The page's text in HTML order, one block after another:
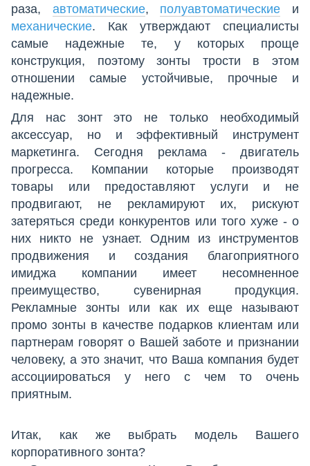
раза, автоматические, полуавтоматические и
механические. Как утверждают специалисты
самые надежные те, у которых проще
конструкция, поэтому зонты трости в этом
отношении самые устойчивые, прочные и
надежные.
Для нас зонт это не только необходимый
аксессуар, но и эффективный инструмент
маркетинга. Сегодня реклама - двигатель
прогресса. Компании которые производят
товары или предоставляют услуги и не
продвигают, не рекламируют их, рискуют
затеряться среди конкурентов или того хуже - о
них никто не узнает. Одним из инструментов
продвижения и создания благоприятного
имиджа компании имеет несомненное
преимущество, сувенирная продукция.
Рекламные зонты или как их еще называют
промо зонты в качестве подарков клиентам или
партнерам говорят о Вашей заботе и признании
человеку, а это значит, что Ваша компания будет
ассоциироваться у него с чем то очень
приятным.
Итак, как же выбрать модель Вашего
корпоративного зонта?